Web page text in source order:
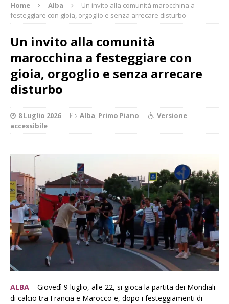
Home Alba
Un invito alla comunità marocchina a
festeggiare con gioia, orgoglio e senza arrecare disturbo
Un invito alla comunità
marocchina a festeggiare con
gioia, orgoglio e senza arrecare
disturbo
8 Luglio 2026 Alba, Primo Piano
Versione
accessibile
ALBA – Giovedì 9 luglio, alle 22, si gioca la partita dei Mondiali
di calcio tra Francia e Marocco e, dopo i festeggiamenti di